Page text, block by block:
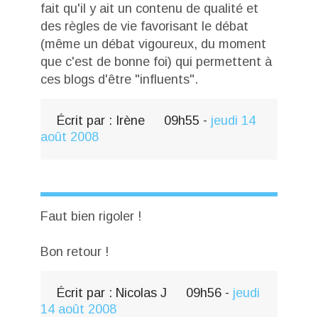
fait qu'il y ait un contenu de qualité et
des règles de vie favorisant le débat
(même un débat vigoureux, du moment
que c'est de bonne foi) qui permettent à
ces blogs d'être "influents".
Écrit par : Irène 09h55 - jeudi 14
août 2008
Faut bien rigoler !
Bon retour !
Écrit par : Nicolas J 09h56 - jeudi
14 août 2008